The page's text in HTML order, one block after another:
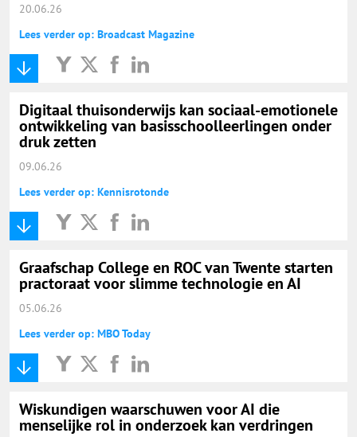
20.06.26
Lees verder op: Broadcast Magazine
Digitaal thuisonderwijs kan sociaal-emotionele
ontwikkeling van basisschoolleerlingen onder
druk zetten
09.06.26
Lees verder op: Kennisrotonde
Graafschap College en ROC van Twente starten
practoraat voor slimme technologie en AI
05.06.26
Lees verder op: MBO Today
Wiskundigen waarschuwen voor AI die
menselijke rol in onderzoek kan verdringen